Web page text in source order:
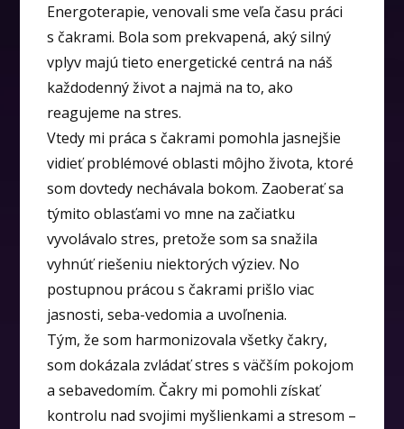
Energoterapie, venovali sme veľa času práci
s čakrami. Bola som prekvapená, aký silný
vplyv majú tieto energetické centrá na náš
každodenný život a najmä na to, ako
reagujeme na stres.
Vtedy mi práca s čakrami pomohla jasnejšie
vidieť problémové oblasti môjho života, ktoré
som dovtedy nechávala bokom. Zaoberať sa
týmito oblasťami vo mne na začiatku
vyvolávalo stres, pretože som sa snažila
vyhnúť riešeniu niektorých výziev. No
postupnou prácou s čakrami prišlo viac
jasnosti, seba-vedomia a uvoľnenia.
Tým, že som harmonizovala všetky čakry,
som dokázala zvládať stres s väčším pokojom
a sebavedomím. Čakry mi pomohli získať
kontrolu nad svojimi myšlienkami a stresom –